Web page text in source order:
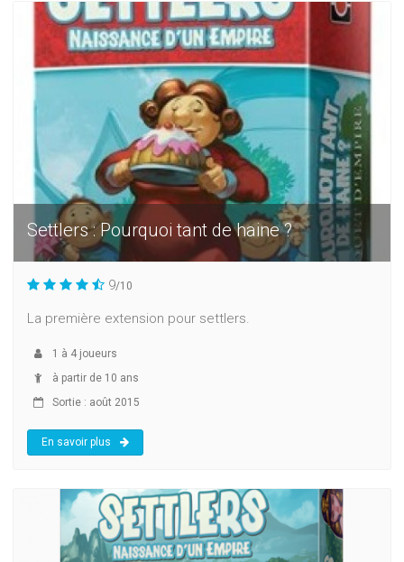
Settlers : Pourquoi tant de haine ?
9/10
La première extension pour settlers.
1 à 4 joueurs
à partir de 10 ans
Sortie : août 2015
En savoir plus